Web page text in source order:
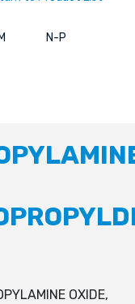
N-P
OXIDE,